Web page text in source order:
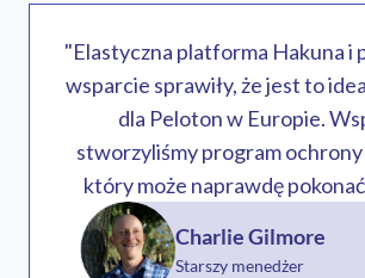
"Elastyczna platforma Hakuna i
wsparcie sprawiły, że jest to
dla Peloton w Europie.
stworzyliśmy program
który może naprawdę
Charlie Gilmore
Starszy menedżer